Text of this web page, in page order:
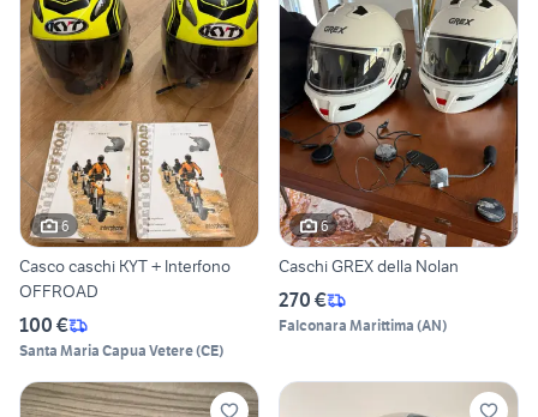
6
Casco caschi KYT + Interfono
OFFROAD
100 €
Santa Maria Capua Vetere(CE)
6
Caschi GREX della Nolan
270 €
Falconara Marittima (AN)